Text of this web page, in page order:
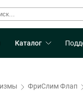
Каталог
ФриСлим Флап